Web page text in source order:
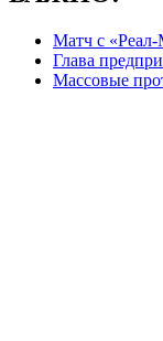
Матч с
Глава
Массовые